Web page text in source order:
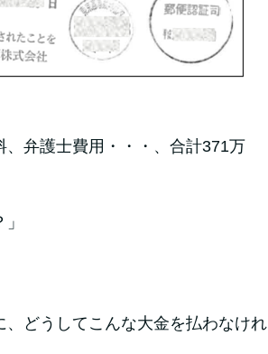
、弁護士費用・・・、合計371万
、どうしてこんな大金を払わなけれ